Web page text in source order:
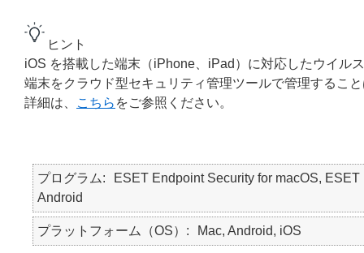
ヒント
iOS を搭載した端末（iPhone、iPad）に対応したウイル
端末をクラウド型セキュリティ管理ツールで管理するこ
詳細は、
こちら をご参照ください。
プログラム
ESET Endpoint Security for macOS,
Android
プラットフォーム（OS） Mac, Android, iOS